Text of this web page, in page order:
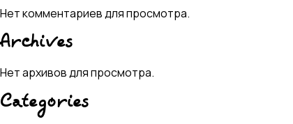
Нет комментариев для просмотра.
Archives
Нет архивов для просмотра.
Categories